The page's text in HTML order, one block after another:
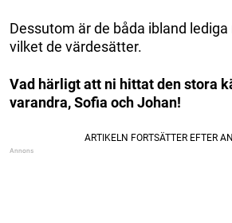
Dessutom är de båda ibland
vilket de värdesätter.
Vad härligt att ni hittat den stora
varandra, Sofia och Johan!